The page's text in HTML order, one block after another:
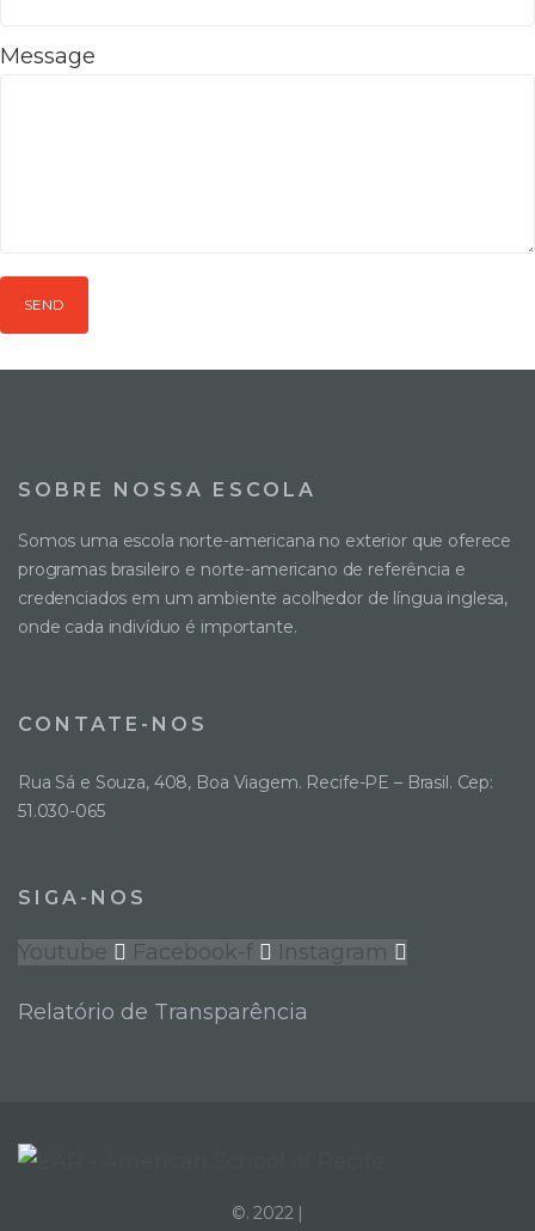
Message
SEND
SOBRE NOSSA ESCOLA
Somos uma escola norte-americana no exterior que oferece
programas brasileiro e norte-americano de referência e
credenciados em um ambiente acolhedor de língua inglesa,
onde cada indivíduo é importante.
CONTATE-NOS
Rua Sá e Souza, 408, Boa Viagem. Recife-PE – Brasil. Cep:
51.030-065
SIGA-NOS
Youtube Facebook-f Instagram
Relatório de Transparência
©. 2022 |